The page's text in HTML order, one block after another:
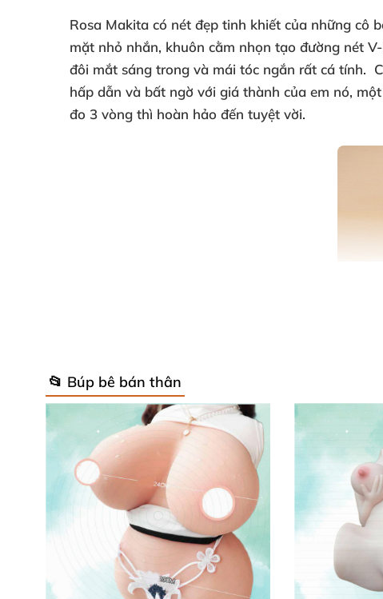
Rosa Makita có nét đẹp tinh khiết của những cô
mặt nhỏ nhắn, khuôn cằm nhọn tạo đường nét
đôi mắt sáng trong và mái tóc ngắn rất cá tính.
hấp dẫn và bất ngờ với giá thành của em nó,
đo 3 vòng thì hoàn hảo đến tuyệt vời.
📂 Búp bê bán thân